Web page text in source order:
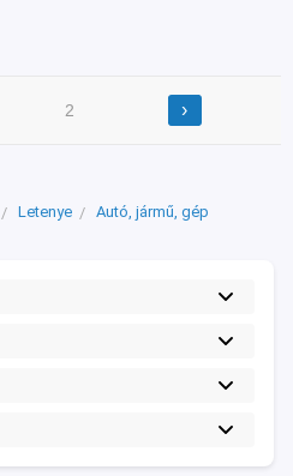
2 ›
Letenye
Autó, jármű, gép